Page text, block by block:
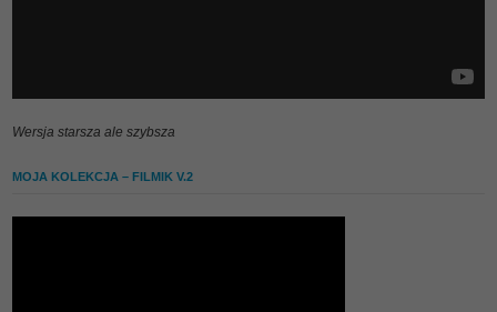
Wersja starsza ale szybsza
MOJA KOLEKCJA – FILMIK V.2